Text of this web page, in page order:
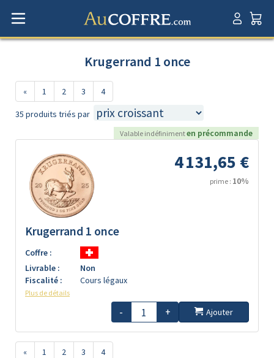
Krugerrand 1 once
« 1 2 3 4
35 produits triés par
Valable indéfinimenten précommande
4 131,65 €
prime : 10%
Krugerrand 1 once
Coffre :
Livrable :
Non
Fiscalité :
Cours légaux
Plus de détails
- + Ajouter
« 1 2 3 4